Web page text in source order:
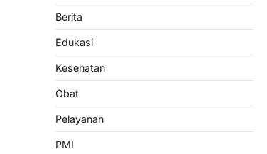
Berita
Edukasi
Kesehatan
Obat
Pelayanan
PMI